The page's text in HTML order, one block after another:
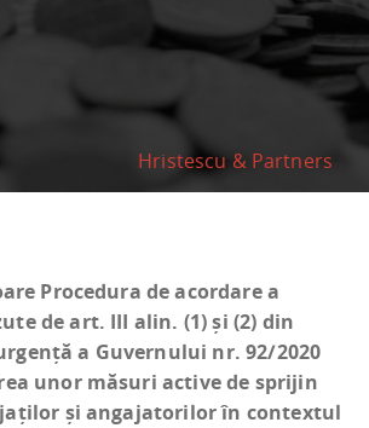
Hristescu & Partners
Procedura de acordare a
de art. III alin. (1) și (2) din
a Guvernului nr. 92/2020
unor măsuri active de sprijin
și angajatorilor în contextul